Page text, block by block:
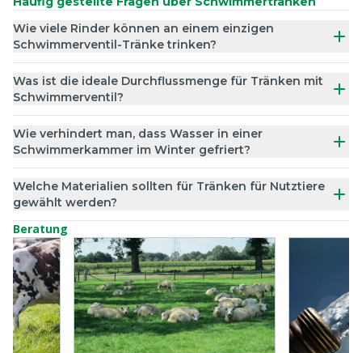
Wie viele Rinder können an einem einzigen
Schwimmerventil-Tränke trinken?
Was ist die ideale Durchflussmenge für Tränken mit
Schwimmerventil?
Wie verhindert man, dass Wasser in einer
Schwimmerkammer im Winter gefriert?
Welche Materialien sollten für Tränken für Nutztiere
gewählt werden?
Beratung